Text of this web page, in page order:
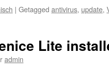
| Getagged antivirus, update,
Lite
admin